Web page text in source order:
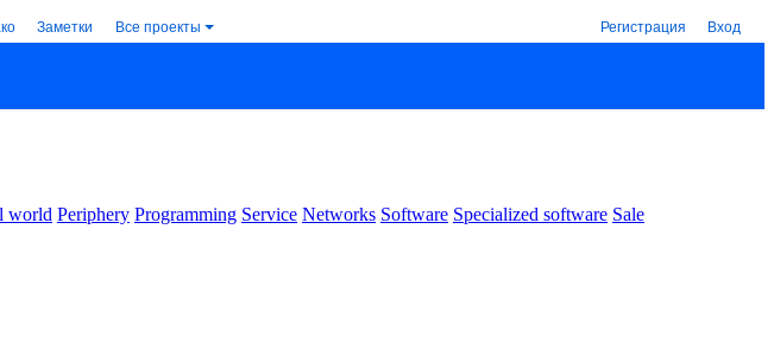
Заметки Все проекты Регистрация Вход
world Periphery Programming Service Networks Software Specialized software Sale